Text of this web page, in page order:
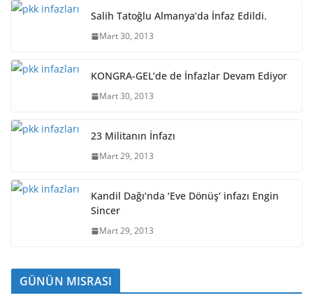
Salih Tatoğlu Almanya’da İnfaz Edildi.
Mart 30, 2013
KONGRA-GEL’de de İnfazlar Devam Ediyor
Mart 30, 2013
23 Militanın İnfazı
Mart 29, 2013
Kandil Dağı’nda ‘Eve Dönüş’ infazı Engin
Sincer
Mart 29, 2013
GÜNÜN MISRASI